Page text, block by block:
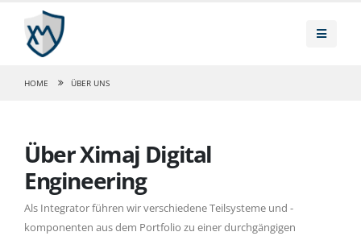
HOME ÜBER UNS
Über Ximaj Digital
Engineering
Als Integrator führen wir verschiedene Teilsysteme und -
komponenten aus dem Portfolio zu einer durchgängigen